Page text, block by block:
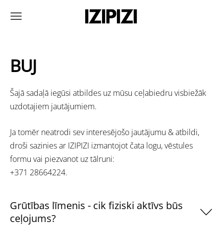
BUJ
Šajā sadaļā iegūsi atbildes uz mūsu ceļabiedru visbiežāk
uzdotajiem jautājumiem.
Ja tomēr neatrodi sev interesējošo jautājumu & atbildi,
droši sazinies ar IZIPIZI izmantojot čata logu, vēstules
formu vai piezvanot uz tālruni:
+371 28664224.
Grūtības līmenis - cik fiziski aktīvs būs
ceļojums?